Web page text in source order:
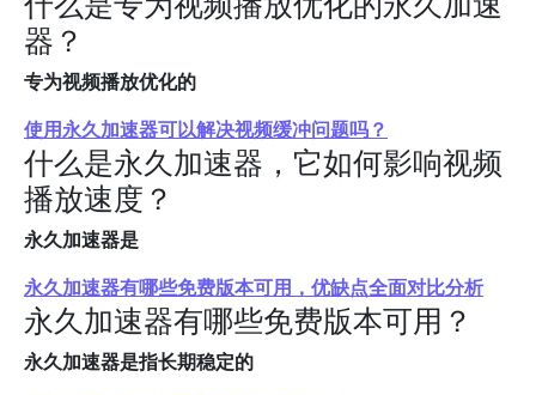
器？
专为视频播放优化的
使用永久加速器可以解决视频缓冲问题吗？
什么是永久加速器，它如何影响视频
播放速度？
永久加速器是
永久加速器有哪些免费版本可用，优缺点全面对比分析
永久加速器有哪些免费版本可用？
永久加速器是指长期稳定的